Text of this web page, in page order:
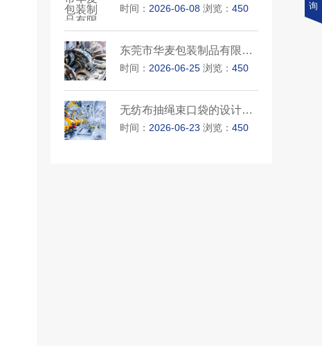
时间： 2026-06-08 浏览：450
东莞市华麦包装制品有限公司的···
时间： 2026-06-25 浏览：450
无纺布抽绳束口袋的设计亮点
时间： 2026-06-23 浏览：450
询